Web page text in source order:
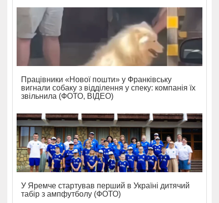
Працівники «Нової пошти» у Франківську
вигнали собаку з відділення у спеку: компанія їх
звільнила (ФОТО, ВІДЕО)
У Яремче стартував перший в Україні дитячий
табір з ампфутболу (ФОТО)